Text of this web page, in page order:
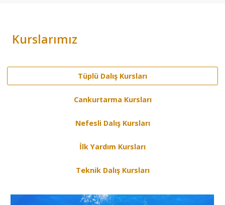
Kurslarımız
Tüplü Dalış Kursları
Cankurtarma Kursları
Nefesli Dalış Kursları
İlk Yardım Kursları
Teknik Dalış Kursları